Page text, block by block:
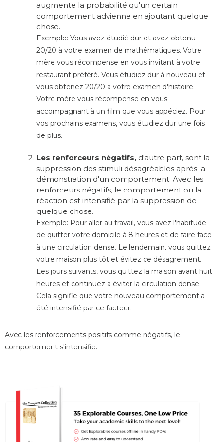
augmente la probabilité qu'un certain
comportement advienne en ajoutant quelque
chose.
Exemple: Vous avez étudié dur et avez obtenu
20/20 à votre examen de mathématiques. Votre
mère vous récompense en vous invitant à votre
restaurant préféré. Vous étudiez dur à nouveau et
vous obtenez 20/20 à votre examen d'histoire.
Votre mère vous récompense en vous
accompagnant à un film que vous appéciez. Pour
vos prochains examens, vous étudiez dur une fois
de plus.
Les renforceurs négatifs, d'autre part, sont la
suppression des stimuli désagréables après la
démonstration d'un comportement. Avec les
renforceurs négatifs, le comportement ou la
réaction est intensifié par la suppression de
quelque chose.
Exemple: Pour aller au travail, vous avez l'habitude
de quitter votre domicile à 8 heures et de faire face
à une circulation dense. Le lendemain, vous quittez
votre maison plus tôt et évitez ce désagrement.
Les jours suivants, vous quittez la maison avant huit
heures et continuez à éviter la circulation dense.
Cela signifie que votre nouveau comportement a
été intensifié par ce facteur.
Avec les renforcements positifs comme négatifs, le
comportement s'intensifie.